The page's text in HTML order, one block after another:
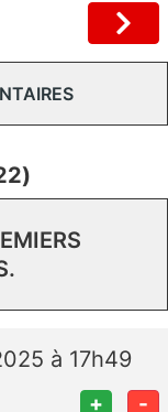
à 17h49
+ -